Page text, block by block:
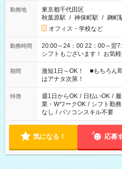
勤務地
東京都千代田区
秋葉原駅 / 神保町駅 / 麹町
オフィス・学校など
勤務時間
20:00～24：00 22：00～翌7:00
シフトもございます！ お気
期間
激短1日～OK！ ■もちろん
はアナタ次第！
特徴 週1日からOK / 日払いOK /
業・WワークOK / シフト勤務
なし / パソコンスキル不要
気になる！ 応募